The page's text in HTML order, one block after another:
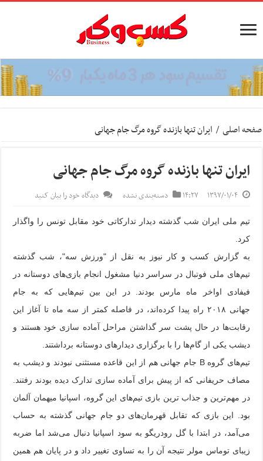
صفحه اصلی / ایران تنها بازنده گروه مرگ جام جهانی
ایران تنها بازنده گروه مرگ جام جهانی
۱۳۹۷/۰۱/۰۴ ۱۴:۲۷ دسته‌بندی نشده دیدگاه خود را بیان کنید
تیم ملی ایران شب گذشته دیدار تدارکاتی خود مقابل تونس را واگذار
کرد.
به گزارش کسب و کار نیوز به نقل از "ورزش سه"، شب گذشته
تیم‌های ملی فوتبال در سراسر دنیا مشغول انجام بازی‌های دوستانه در
فیفادی اواخر ماه مارس بودند. در این بین تیم‌هایی که به جام
جهانی
راه پیدا کرده‌اند، در فاصله کمتر از سه ماه تا آغاز این
رقابت‌ها در حال پشت سر گذاشتن مراحل آماده سازی خود هستند و
دیشب یکی از گام‌ها را با برگزاری دیدارهای دوستانه برداشتند.
تیم‌های گروه B جام جهانی هم از این قاعده مستثنی نبودند و دیشب به
مصاف حریفانی که از پیش برای آماده سازی تدارک دیده بودند رفتند.
در مهم‌ترین و جذاب ترین بازی تیم‌های این گروه، اسپانیا میهمان آلمان
بود. این بازی که تقابل قهرمان‌های دو جام جهانی گذشته به حساب
می‌آمد، در ابتدا با گل رودریگو به سود اسپانیا دنبال می‌شد اما ضربه
زیبای توماس مولر نتیجه آن را به تساوی تغییر داد و در پایان هم همین